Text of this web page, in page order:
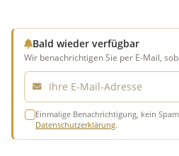
Bald wieder verfügbar
Wir benachrichtigen Sie per E-Mail,
E-Mail
Einmalige Benachrichtigung, kein
Datenschutzerklärung.